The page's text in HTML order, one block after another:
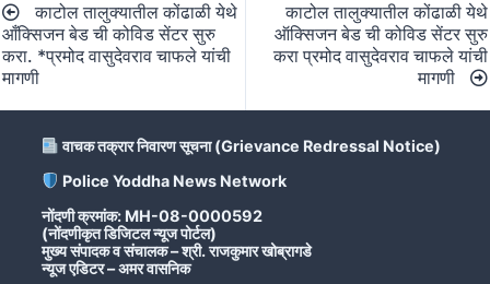
navigation
काटोल तालुक्यातील कोंढाळी येथे
आँक्सिजन बेड ची कोविड सेंटर सुरु
करा. *प्रमोद वासुदेवराव चाफले यांची
मागणी
काटोल तालुक्यातील कोंढाळी येथे
ऑक्सिजन बेड ची कोविड सेंटर सुरु
करा प्रमोद वासुदेवराव चाफले यांची
मागणी
वाचक तक्रार निवारण सूचना (Grievance Redressal Notice)
Police Yoddha News Network
नोंदणी क्रमांक: MH-08-0000592
(नोंदणीकृत डिजिटल न्यूज पोर्टल)
मुख्य संपादक व संचालक – श्री. राजकुमार खोब्रागडे
न्यूज एडिटर – अमर वासनिक